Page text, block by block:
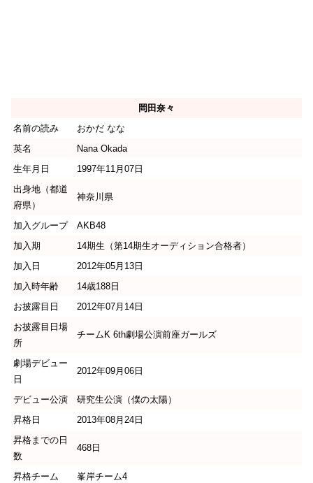
岡田奈々
名前の読み
おかだ なな
英名
Nana Okada
生年月日
1997年11月07日
出身地（都道
府県）
神奈川県
加入グループ
AKB48
加入期
14期生（第14期生オーディション合格者）
加入日
2012年05月13日
加入時年齢
14歳188日
お披露目日
2012年07月14日
お披露目日場
所
チームK 6th劇場公演前座ガールズ
劇場デビュー
日
2012年09月06日
デビュー公演
研究生公演（僕の太陽）
昇格日
2013年08月24日
昇格までの日
数
468日
昇格チーム 峯岸チーム4